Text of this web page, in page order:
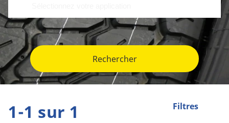
Rechercher
Filtres
1-1 sur 1